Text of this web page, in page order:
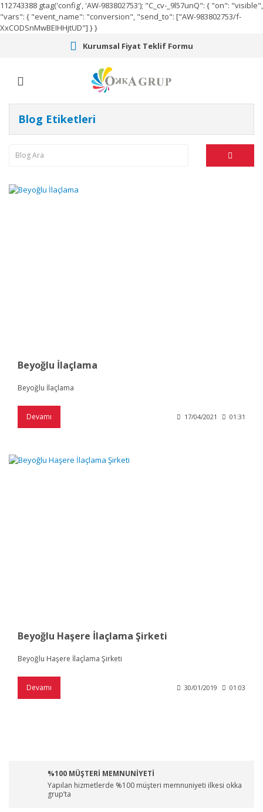
112743388 gtag('config', 'AW-983802753'); "C_cv-_9l57unQ": { "on": "visible",
"vars": { "event_name": "conversion", "send_to": ["AW-983802753/f-
XxCODSnMwBEIHHjtUD"] } }
Kurumsal Fiyat Teklif Formu
Blog Etiketleri
Beyoğlu İlaçlama
Beyoğlu İlaçlama
Devamı 17/04/2021 01:31
Beyoğlu Haşere İlaçlama Şirketi
Beyoğlu Haşere İlaçlama Şirketi
Devamı 30/01/2019 01:03
%100 MÜŞTERİ MEMNUNİYETİ
Yapılan hizmetlerde %100 müşteri memnuniyeti ilkesi okka
grup’ta